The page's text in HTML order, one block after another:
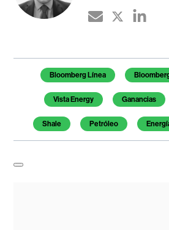
Temas de este artículo
Bloomberg Línea
Vista Energy Ganancias
Shale Petróleo